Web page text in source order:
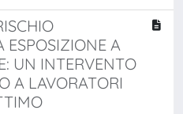
ESPOSIZIONE A
UN INTERVENTO
A LAVORATORI